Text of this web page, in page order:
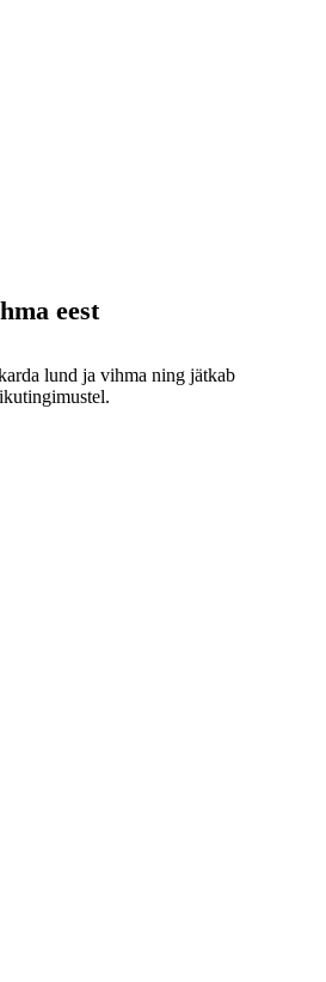
eest
lund ja vihma ning jätkab